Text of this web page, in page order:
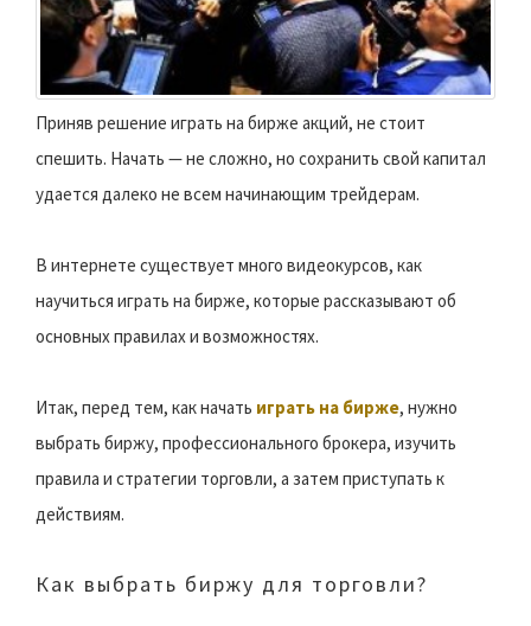
Приняв решение играть на бирже акций, не стоит
спешить. Начать — не сложно, но сохранить свой капитал
удается далеко не всем начинающим трейдерам.
В интернете существует много видеокурсов, как
научиться играть на бирже, которые рассказывают об
основных правилах и возможностях.
Итак, перед тем, как начать играть на бирже, нужно
выбрать биржу, профессионального брокера, изучить
правила и стратегии торговли, а затем приступать к
действиям.
Как выбрать биржу для торговли?